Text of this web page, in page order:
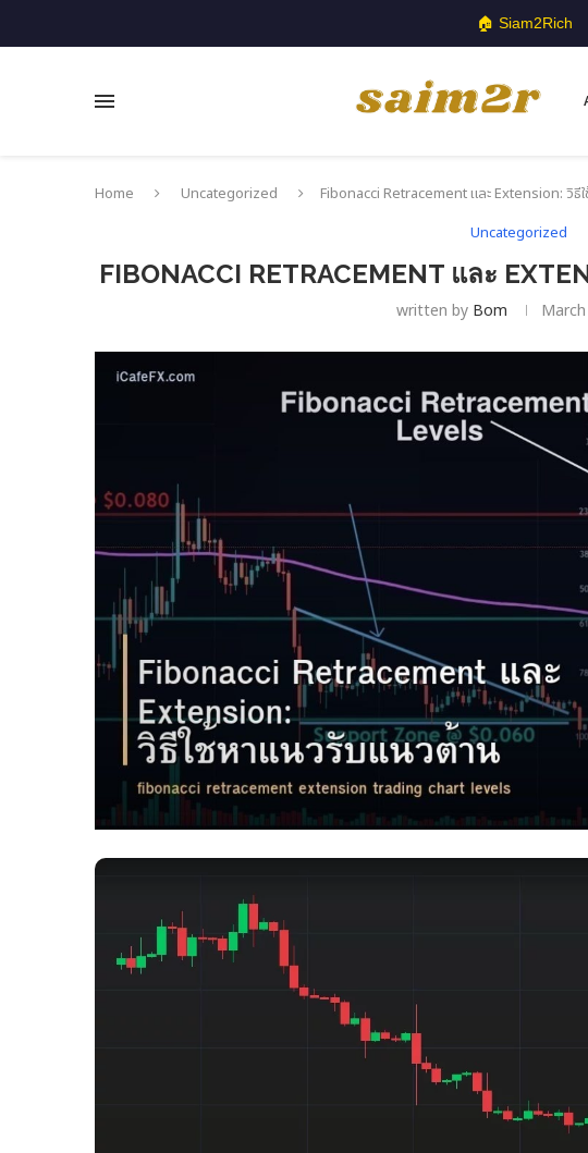
🏠 Siam2Rich
Home Uncategorized
Fibonacci Retracement และ Extension: วิธี
Uncategorized
FIBONACCI RETRACEMENT และ
written by Bom